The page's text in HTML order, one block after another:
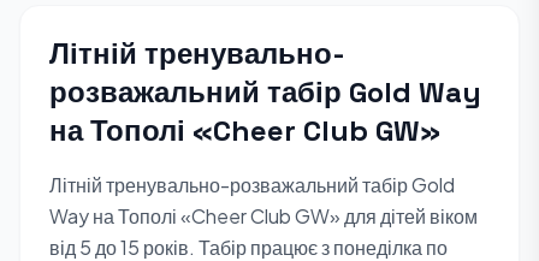
Літній тренувально-
розважальний табір Gold Way
на Тополі «Cheer Club GW»
Літній тренувально-розважальний табір Gold
Way на Тополі «Cheer Club GW» для дітей віком
від 5 до 15 років. Табір працює з понеділка по